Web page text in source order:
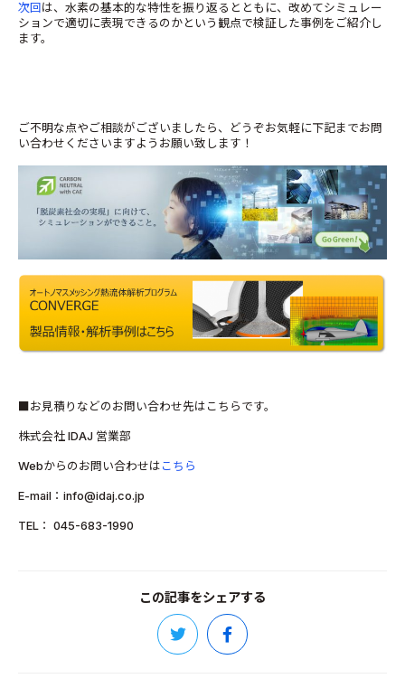
次回 は、水素の基本的な特性を振り返るとともに、改めてシミュレー
ションで適切に表現できるのかという観点で検証した事例をご紹介し
ます。
ご不明な点やご相談がございましたら、どうぞお気軽に下記までお問
い合わせくださいますようお願い致します！
■お見積りなどのお問い合わせ先はこちらです。
株式会社 IDAJ 営業部
Webからのお問い合わせは こちら
E-mail：info@idaj.co.jp
TEL： 045-683-1990
この記事をシェアする